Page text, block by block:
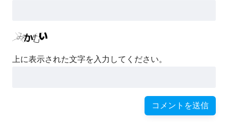
上に表示された文字を入力してください。